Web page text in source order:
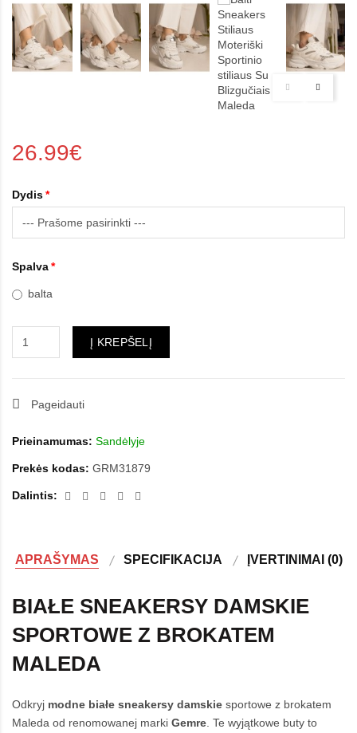
26.99€
Dydis
Spalva
balta
Į KREPŠELĮ
Pageidauti
Prieinamumas: Sandėlyje
Prekės kodas: GRM31879
Dalintis:
APRAŠYMAS SPECIFIKACIJA ĮVERTINIMAI (0)
BIAŁE SNEAKERSY DAMSKIE
SPORTOWE Z BROKATEM
MALEDA
Odkryj modne białe sneakersy damskie sportowe z brokatem
Maleda od renomowanej marki Gemre . Te wyjątkowe buty to